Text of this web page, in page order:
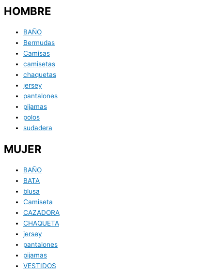
HOMBRE
BAÑO
Bermudas
Camisas
camisetas
chaquetas
jersey
pantalones
pijamas
polos
sudadera
MUJER
BAÑO
BATA
blusa
Camiseta
CAZADORA
CHAQUETA
jersey
pantalones
pijamas
VESTIDOS